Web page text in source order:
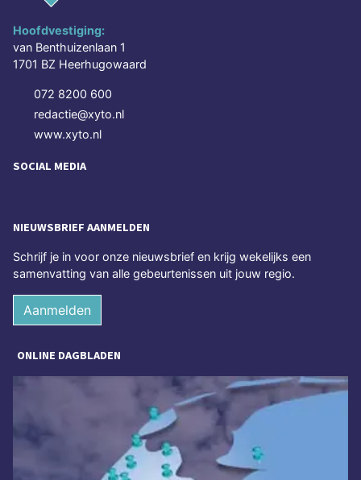
Hoofdvestiging:
van Benthuizenlaan 1
1701 BZ Heerhugowaard
072 8200 600
redactie@xyto.nl
www.xyto.nl
SOCIAL MEDIA
NIEUWSBRIEF AANMELDEN
Schrijf je in voor onze nieuwsbrief en krijg wekelijks een
samenvatting van alle gebeurtenissen uit jouw regio.
Aanmelden
ONLINE DAGBLADEN